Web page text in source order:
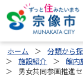
ホーム 分類から
施設紹介
館内
男女共同参画推進セ